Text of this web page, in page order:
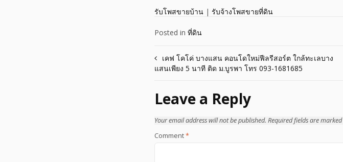
รับโพสขายบ้าน | รับจ้างโพสขายที่ดิน
Posted in ที่ดิน
Post
เคฟ โคโค่ บางแสน คอนโดใหม่ฟีลรีสอร์ต ใกล้ทะเลบาง
แสนเพียง 5 นาที ติด ม.บูรพา โทร 093-1681685
Leave a Reply
Your email address will not be published. Required fields are marked
Comment*